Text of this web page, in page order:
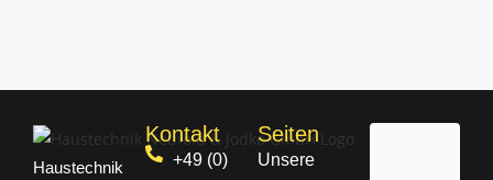
Haustechnik
Kontakt
+49 (0)
Seiten
Unsere